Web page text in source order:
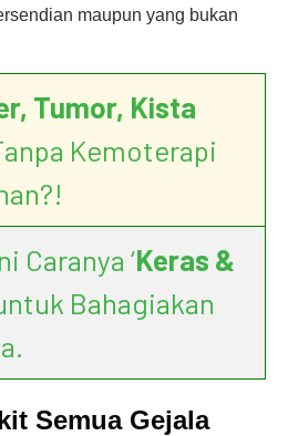
maupun yang bukan
Tumor, Kista
Kemoterapi
Caranya ‘Keras &
Bahagiakan
Semua Gejala